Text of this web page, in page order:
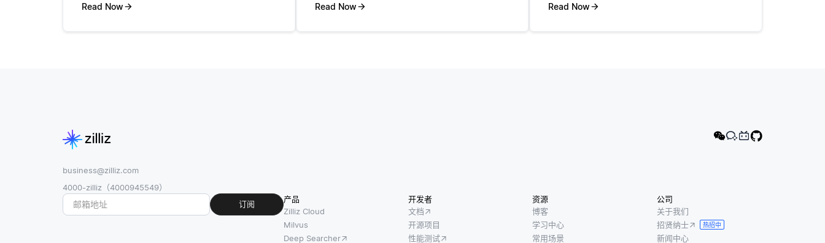
SORT (简单在线和实时跟踪) 或
Read Now
些候选解通常被称为粒子。每个粒子代
Read Now
以下三个属性：一致性、可用性和分区
Read Now
business@zilliz.com
4000-zilliz（4000945549）
订阅
产品
Zilliz Cloud
Milvus
Deep Searcher
开发者
文档
开源项目
性能测试
资源
博客
学习中心
常用场景
公司
关于我们
招贤纳士
热招中
新闻中心